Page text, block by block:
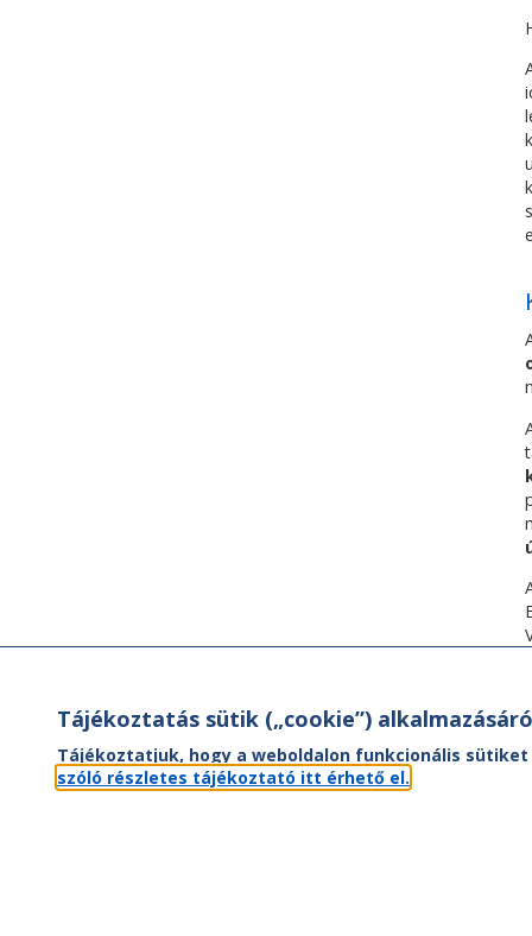
Tájékoztatás sütik („cookie”)
Tájékoztatjuk, hogy a weboldalon funkcionális
szóló részletes tájékoztató itt érhető el.